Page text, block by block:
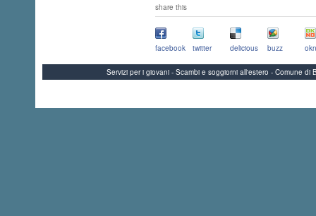
share this
facebook twitter delicious buzz
Servizi per i giovani - Scambi e soggiorni all'estero - Comune